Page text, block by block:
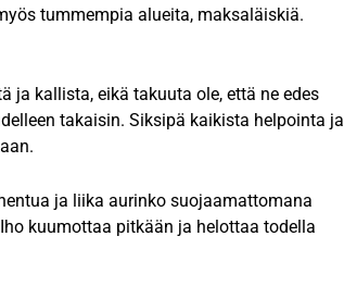
tummempia alueita, maksaläiskiä.
ja kallista, eikä takuuta ole, että ne edes
takaisin. Siksipä kaikista helpointa ja
ja liika aurinko suojaamattomana
kuumottaa pitkään ja helottaa todella